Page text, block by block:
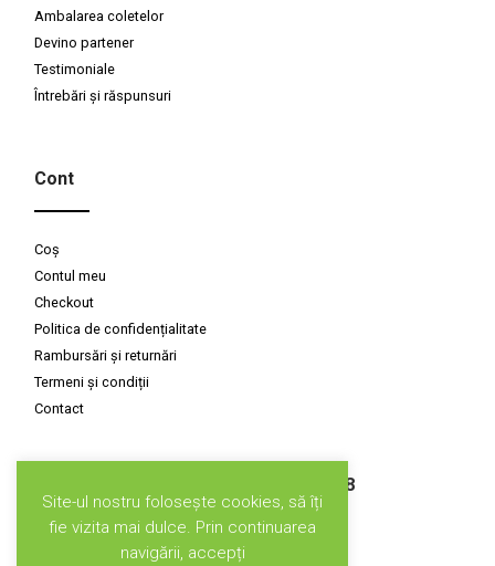
Ambalarea coletelor
Devino partener
Testimoniale
Întrebări și răspunsuri
Cont
Coș
Contul meu
Checkout
Politica de confidențialitate
Rambursări și returnări
Termeni și condiții
Contact
Susținuți de CLIMATE-KIC GRANT, 2018
Site-ul nostru folosește cookies, să îți
fie vizita mai dulce. Prin continuarea
navigării, accepți